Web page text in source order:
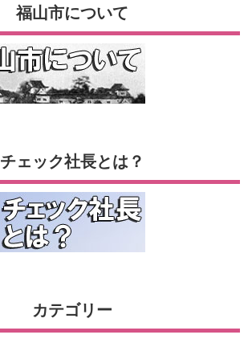
福山市について
チェック社長とは？
カテゴリー